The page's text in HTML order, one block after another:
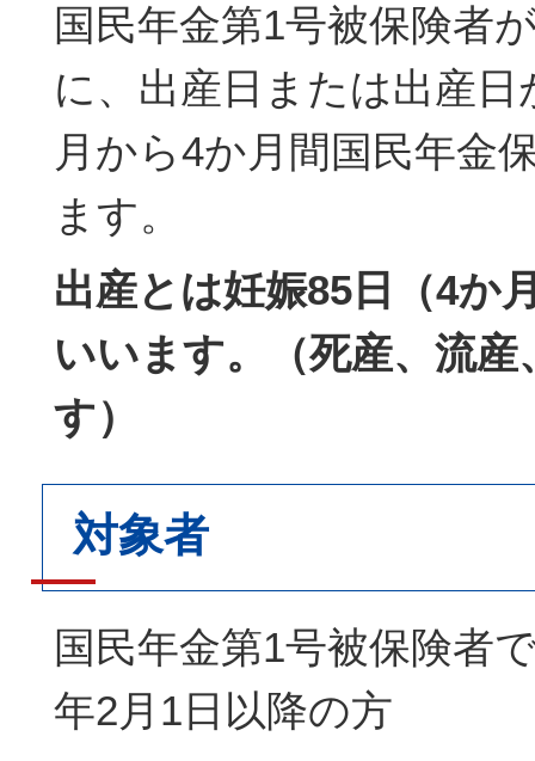
国民年金第1号被保険者
に、出産日または出産
月から4か月間国民年金
ます。
出産とは妊娠85日（4か
いいます。（死産、流
す）
対象者
国民年金第1号被保険者
年2月1日以降の方